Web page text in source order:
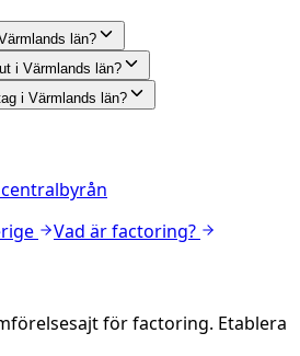
län?
i Värmlands län?
i Värmlands län?
Vad är factoring?
för factoring. Etablera